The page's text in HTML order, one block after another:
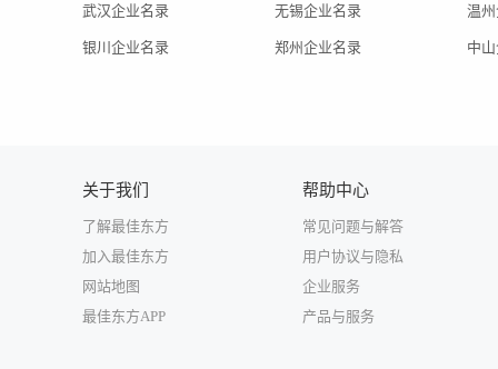
武汉企业名录 无锡企业名录 温
银川企业名录 郑州企业名录 中
关于我们
了解最佳东方
加入最佳东方
网站地图
最佳东方APP
帮助中心
常见问题与解答
用户协议与隐私
企业服务
产品与服务